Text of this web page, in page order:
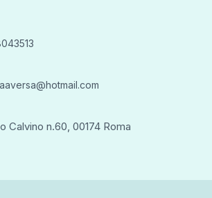
Calvino n.60, 00174 Roma